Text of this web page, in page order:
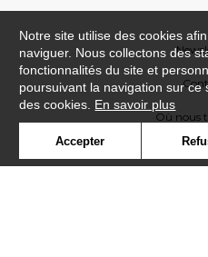
Où nous
Notre site utilise des cookies
naviguer. Nous collectons des
fonctionnalités du site et
poursuivant la navigation sur ce
des cookies. En savoir plus
Accepter